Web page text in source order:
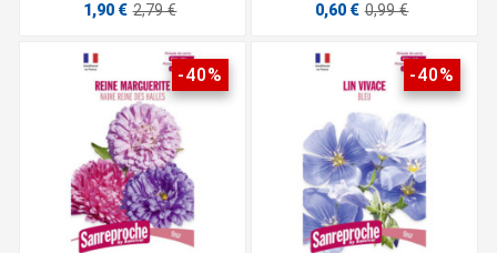
1,90 € 2,79 € 0,60 € 0,99 €
-40% -40%